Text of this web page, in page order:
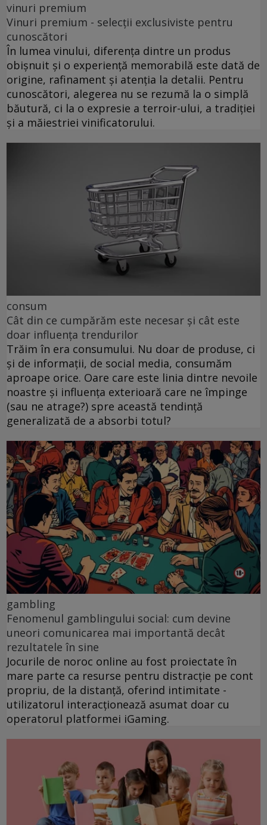
vinuri premium
Vinuri premium - selecții exclusiviste pentru
cunoscători
În lumea vinului, diferența dintre un produs
obișnuit și o experiență memorabilă este dată de
origine, rafinament și atenția la detalii. Pentru
cunoscători, alegerea nu se rezumă la o simplă
băutură, ci la o expresie a terroir-ului, a tradiției
și a măiestriei vinificatorului.
consum
Cât din ce cumpărăm este necesar și cât este
doar influența trendurilor
Trăim în era consumului. Nu doar de produse, ci
și de informații, de social media, consumăm
aproape orice. Oare care este linia dintre nevoile
noastre și influența exterioară care ne împinge
(sau ne atrage?) spre această tendință
generalizată de a absorbi totul?
gambling
Fenomenul gamblingului social: cum devine
uneori comunicarea mai importantă decât
rezultatele în sine
Jocurile de noroc online au fost proiectate în
mare parte ca resurse pentru distracție pe cont
propriu, de la distanță, oferind intimitate -
utilizatorul interacționează asumat doar cu
operatorul platformei iGaming.